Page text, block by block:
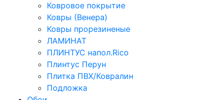
Ковровое покрытие
Ковры (Венера)
Ковры прорезиненые
ЛАМИНАТ
ПЛИНТУС напол.Rico
Плинтус Перун
Плитка ПВХ/Ковралин
Подложка